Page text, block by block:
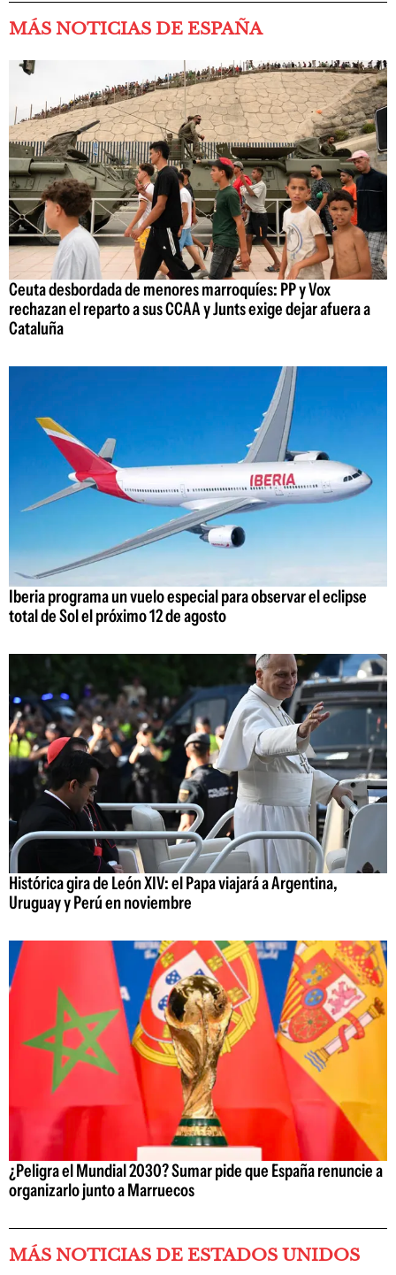
MÁS NOTICIAS DE ESPAÑA
Ceuta desbordada de menores marroquíes: PP y Vox
rechazan el reparto a sus CCAA y Junts exige dejar afuera a
Cataluña
Iberia programa un vuelo especial para observar el eclipse
total de Sol el próximo 12 de agosto
Histórica gira de León XIV: el Papa viajará a Argentina,
Uruguay y Perú en noviembre
¿Peligra el Mundial 2030? Sumar pide que España renuncie a
organizarlo junto a Marruecos
MÁS NOTICIAS DE ESTADOS UNIDOS